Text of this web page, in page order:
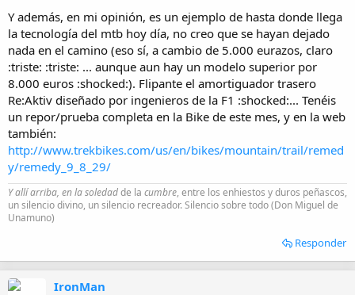
Y además, en mi opinión, es un ejemplo de hasta donde llega
la tecnología del mtb hoy día, no creo que se hayan dejado
nada en el camino (eso sí, a cambio de 5.000 eurazos, claro
:triste: :triste: ... aunque aun hay un modelo superior por
8.000 euros :shocked:). Flipante el amortiguador trasero
Re:Aktiv diseñado por ingenieros de la F1 :shocked:... Tenéis
un repor/prueba completa en la Bike de este mes, y en la web
también:
http://www.trekbikes.com/us/en/bikes/mountain/trail/remed
y/remedy_9_8_29/
Y allí arriba, en la soledadde la cumbre, entre los enhiestos y duros peñascos,
un silencio divino, un silencio recreador. Silencio sobre todo (Don Miguel de
Unamuno)
Responder
IronMan